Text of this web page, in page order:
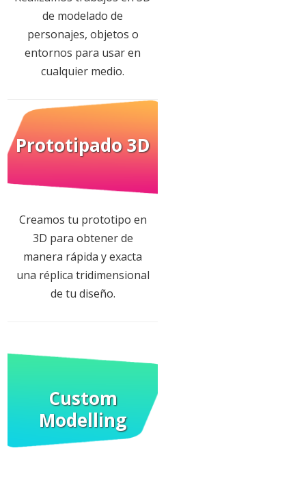
de modelado de
personajes, objetos o
entornos para usar en
cualquier medio.
Prototipado 3D
Creamos tu prototipo en
3D para obtener de
manera rápida y exacta
una réplica tridimensional
de tu diseño.
Custom
Modelling